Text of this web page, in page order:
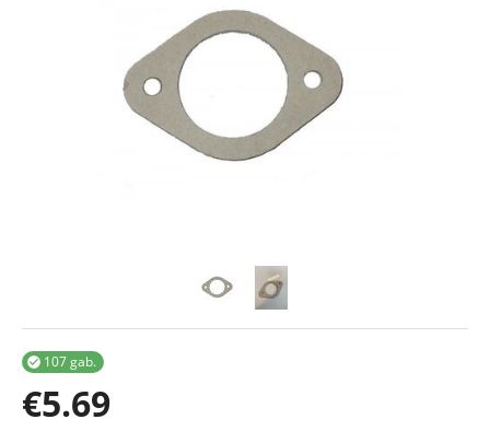
107 gab.

€5.69